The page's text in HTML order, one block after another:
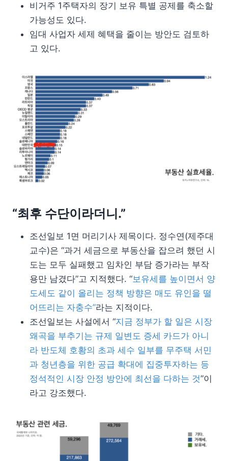
비거주 1주택자의 장기 보유 특별 공제를 축소할
가능성도 있다.
임대 사업자 세제 혜택을 줄이는 방안도 검토하
고 있다.
“최후 수단이라더니.”
조선일보 1면 머리기사 제목이다. 정수연(제주대
교수)은 “과거 세금으로 부동산을 잡으려 했던 시
도는 모두 실패했고 임차인 부담 증가라는 부작
용만 남겼다”고 지적했다. “보유세를 높이면서 양
도세도 같이 올리는 정책 방향은 매도 유인을 떨
어뜨리는 자충수”라는 지적이다.
조선일보는 사설에서 “지금 정부가 할 일은 시장
왜곡을 부추기는 규제 일변도 증세 카드가 아니
라 반도체 호황의 초과 세수 일부를 무주택 서민
과 청년층을 위한 공급 확대에 집중투자하는 등
정석적인 시장 안정 방안에 최선을 다하는 것”이
라고 강조했다.